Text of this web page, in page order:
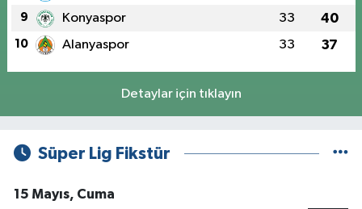
9 Konyaspor 33 40
10 Alanyaspor 33 37
Detaylar için tıklayın
Süper Lig Fikstür
15 Mayıs, Cuma